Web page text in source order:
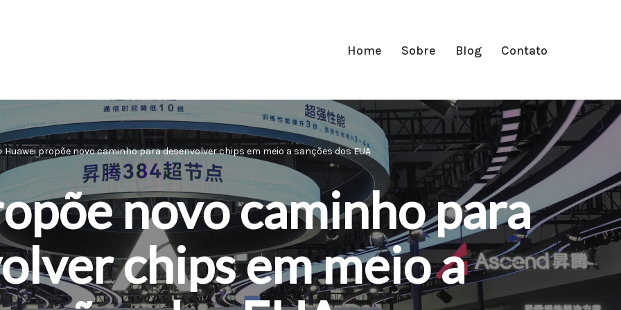
Home Sobre Blog Contato
Huawei propõe novo caminho para desenvolver chips em meio a sanções dos EUA
novo caminho para
chips em meio a